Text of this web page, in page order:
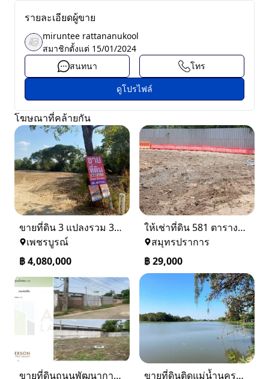
รายละเอียดผู้ขาย
miruntee rattananukool
สมาชิกตั้งแต่ 15/01/2024
สนทนา
โทร
ดูโปรไฟล์
โฆษณาที่คล้ายกัน
ขายที่ดิน 3 แปลงรวม 340 ตรว ราคา ตรว. ล่ะ 12000 บาท เมืองเพชรบูรณ์
เพชรบูรณ์
฿4,080,000
ให้เช่าที่ดิน 581 ตารางวา ตรงข้างอู่ใหม่แจ็คบางหญ้าแพรก บางหัวเสือ
สมุทรปราการ
฿29,000
ขายที่ดินถนนพัฒนาการ 56 (ซอยเอื้อพัฒนา 15)
ขายที่ดินติดแม่น้ำนครชัยศรี จ.นครปฐม ทำเลดี ที่ดินถมแล้ว